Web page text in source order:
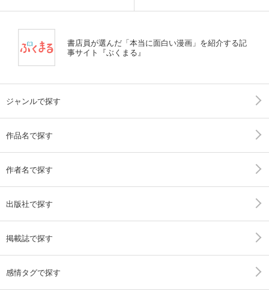
書店員が選んだ「本当に面白い漫画」を紹介する記
事サイト『ぶくまる』
ジャンルで探す
作品名で探す
作者名で探す
出版社で探す
掲載誌で探す
感情タグで探す